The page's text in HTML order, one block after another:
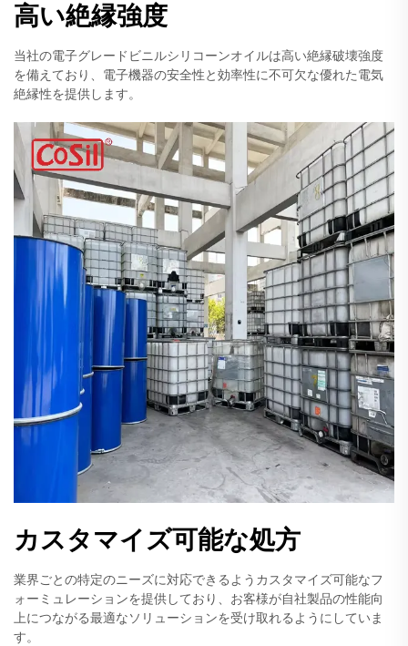
高い絶縁強度
当社の電子グレードビニルシリコーンオイルは高い絶縁破壊強度
を備えており、電子機器の安全性と効率性に不可欠な優れた電気
絶縁性を提供します。
カスタマイズ可能な処方
業界ごとの特定のニーズに対応できるようカスタマイズ可能なフ
ォーミュレーションを提供しており、お客様が自社製品の性能向
上につながる最適なソリューションを受け取れるようにしていま
す。